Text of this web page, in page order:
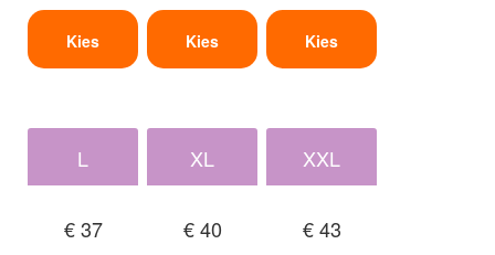
Kies Kies Kies
L
€ 37
XL
€ 40
XXL
€ 43